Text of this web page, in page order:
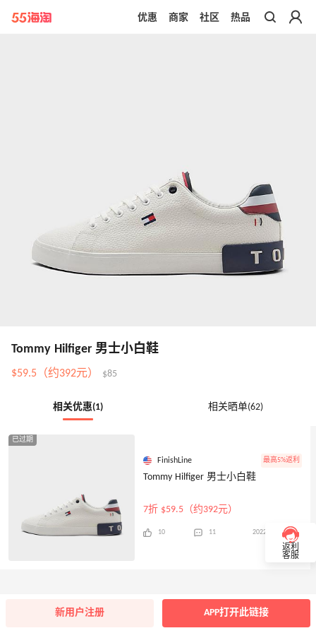
带你去官网买正品
优惠 商家 社区 热品
Tommy Hilfiger 男士小白鞋
$59.5（约392元） $85
相关优惠(1) 相关晒单(62)
已过期
FinishLine 最高5%返利
Tommy Hilfiger 男士小白鞋
7折 $59.5（约392元）
10 11 2022年05月31日
返利
客服
新用户注册 APP打开此链接